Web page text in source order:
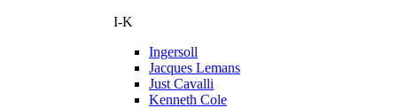
I-K
Ingersoll
Jacques Lemans
Just Cavalli
Kenneth Cole